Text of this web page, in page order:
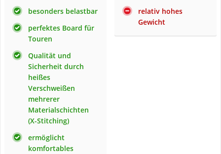
besonders belastbar
perfektes Board für
Touren
Qualität und
Sicherheit durch
heißes
Verschweißen
mehrerer
Materialschichten
(X-Stitching)
ermöglicht
komfortables
relativ hohes
Gewicht